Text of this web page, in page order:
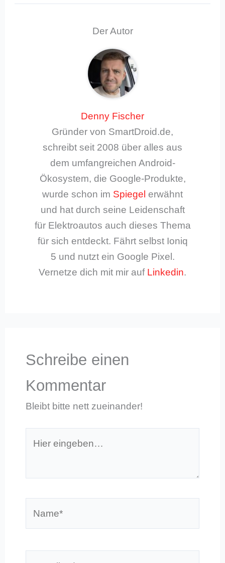
Der Autor
Denny Fischer
Gründer von SmartDroid.de,
schreibt seit 2008 über alles aus
dem umfangreichen Android-
Ökosystem, die Google-Produkte,
wurde schon im Spiegel erwähnt
und hat durch seine Leidenschaft
für Elektroautos auch dieses Thema
für sich entdeckt. Fährt selbst Ioniq
5 und nutzt ein Google Pixel.
Vernetze dich mit mir auf Linkedin.
Schreibe einen
Kommentar
Bleibt bitte nett zueinander!
eingeben…